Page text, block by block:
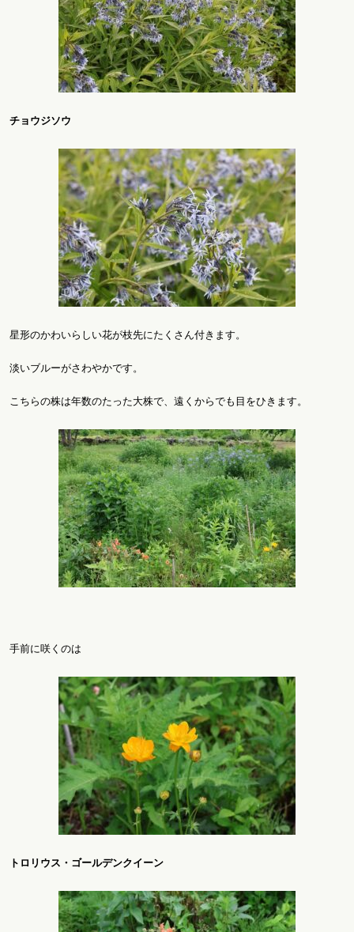
チョウジソウ
星形のかわいらしい花が枝先にたくさん付きます。
淡いブルーがさわやかです。
こちらの株は年数のたった大株で、遠くからでも目をひきます。
手前に咲くのは
トロリウス・ゴールデンクイーン